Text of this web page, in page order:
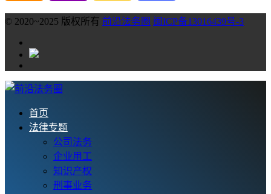
© 2020~2025 版权所有 前沿法务圈 闽ICP备13016439号-3
首页
法律专题
公司法务
企业用工
知识产权
刑事业务